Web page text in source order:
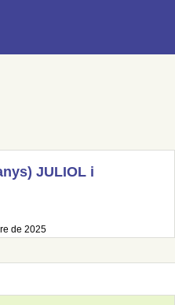
JULIOL i
de 2025